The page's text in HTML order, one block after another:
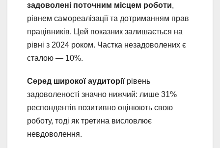
задоволені поточним місцем роботи,
рівнем самореалізації та дотриманням прав
працівників. Цей показник залишається на
рівні з 2024 роком. Частка незадоволених є
сталою — 10%.
Серед широкої аудиторії рівень
задоволеності значно нижчий: лише 31%
респондентів позитивно оцінюють свою
роботу, тоді як третина висловлює
невдоволення.